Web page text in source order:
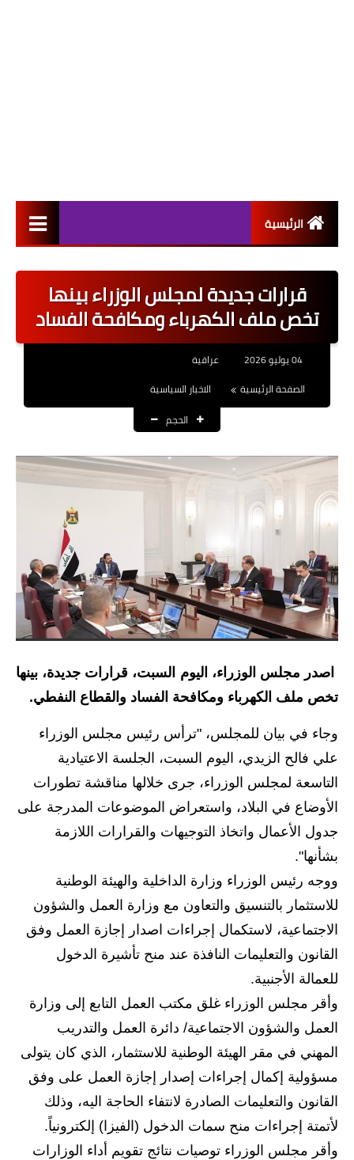
الرئيسية
اخبار القطاع العام
اخبار القطاع الخاص
العقود والاجور اليومية
الرواتب
المنح المالية
قطع الاراضي
اخبار العراق
الاخبار السياسية
الاخبار الامنية
الاخبار الاقتصادية
الاخبار الرياضية
المدارس
اخبار وقرارات وزارة التربية
نتائج الامتحانات
المرحلة الابتدائية
المرحلة المتوسطة
اسئلة وزارية
المرحلة الابتدائية
المرحلة المتوسطة
المرحلة الاعدادية
قرارات جديدة لمجلس الوزراء بينها
تخص ملف الكهرباء ومكافحة الفساد
04 يوليو 2026
عراقية
الصفحة الرئيسية
الاخبار السياسية
الحجم
اصدر مجلس الوزراء، اليوم السبت، قرارات جديدة، بينها
تخص ملف الكهرباء ومكافحة الفساد والقطاع النفطي.
وجاء في بيان للمجلس، "ترأس رئيس مجلس الوزراء
علي فالح الزيدي، اليوم السبت، الجلسة الاعتيادية
التاسعة لمجلس الوزراء، جرى خلالها مناقشة تطورات
الأوضاع في البلاد، واستعراض الموضوعات المدرجة على
جدول الأعمال واتخاذ التوجيهات والقرارات اللازمة
بشأنها".
ووجه رئيس الوزراء وزارة الداخلية والهيئة الوطنية
للاستثمار بالتنسيق والتعاون مع وزارة العمل والشؤون
الاجتماعية، لاستكمال إجراءات اصدار إجازة العمل وفق
القانون والتعليمات النافذة عند منح تأشيرة الدخول
للعمالة الأجنبية.
وأقر مجلس الوزراء غلق مكتب العمل التابع إلى وزارة
العمل والشؤون الاجتماعية/ دائرة العمل والتدريب
المهني في مقر الهيئة الوطنية للاستثمار، الذي كان يتولى
مسؤولية إكمال إجراءات إصدار إجازة العمل على وفق
القانون والتعليمات الصادرة لانتفاء الحاجة اليه، وذلك
لأتمتة إجراءات منح سمات الدخول (الفيزا) إلكترونياً.
وأقر مجلس الوزراء توصيات نتائج تقويم أداء الوزارات